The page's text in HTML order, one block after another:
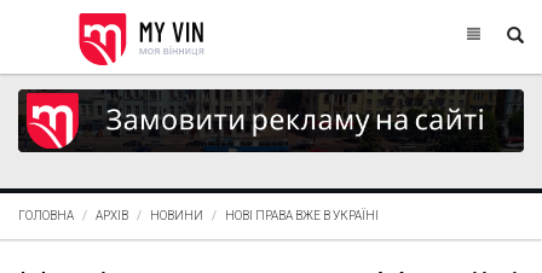
ГОЛОВНА АРХІВ НОВИНИ НОВІ ПРАВА ВЖЕ В УКРАЇНІ